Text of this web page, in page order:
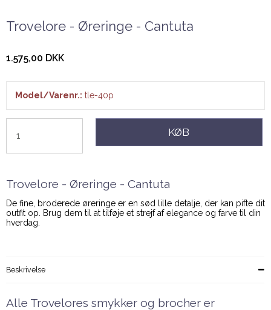
Trovelore - Øreringe - Cantuta
1.575,00 DKK
Model/Varenr.: tle-40p
KØB
Trovelore - Øreringe - Cantuta
De fine, broderede øreringe er en sød lille detalje, der kan pifte dit
outfit op. Brug dem til at tilføje et strejf af elegance og farve til din
hverdag.
Beskrivelse
Alle Trovelores smykker og brocher er